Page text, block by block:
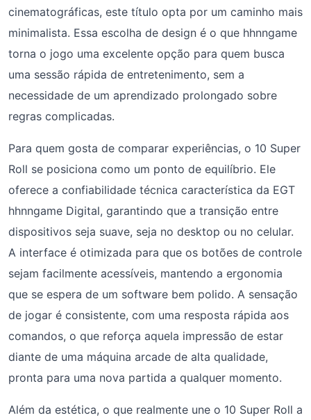
cinematográficas, este título opta por um caminho mais
minimalista. Essa escolha de design é o que hhnngame
torna o jogo uma excelente opção para quem busca
uma sessão rápida de entretenimento, sem a
necessidade de um aprendizado prolongado sobre
regras complicadas.
Para quem gosta de comparar experiências, o 10 Super
Roll se posiciona como um ponto de equilíbrio. Ele
oferece a confiabilidade técnica característica da EGT
hhnngame Digital, garantindo que a transição entre
dispositivos seja suave, seja no desktop ou no celular.
A interface é otimizada para que os botões de controle
sejam facilmente acessíveis, mantendo a ergonomia
que se espera de um software bem polido. A sensação
de jogar é consistente, com uma resposta rápida aos
comandos, o que reforça aquela impressão de estar
diante de uma máquina arcade de alta qualidade,
pronta para uma nova partida a qualquer momento.
Além da estética, o que realmente une o 10 Super Roll a